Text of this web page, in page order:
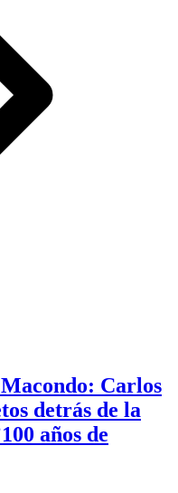
Carlos
detrás de la
años de